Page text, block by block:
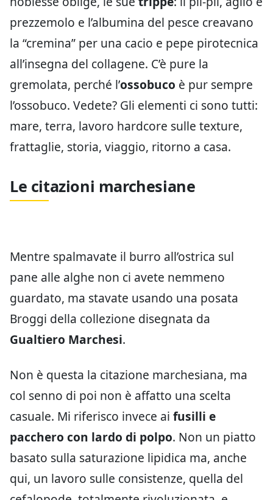
prezzemolo e l’albumina del pesce creavano
la “cremina” per una cacio e pepe pirotecnica
all’insegna del collagene. C’è pure la
gremolata, perché l’ossobuco è pur sempre
l’ossobuco. Vedete? Gli elementi ci sono tutti:
mare, terra, lavoro hardcore sulle texture,
frattaglie, storia, viaggio, ritorno a casa.
Le citazioni marchesiane
Mentre spalmavate il burro all’ostrica sul
pane alle alghe non ci avete nemmeno
guardato, ma stavate usando una posata
Broggi della collezione disegnata da
Gualtiero Marchesi.
Non è questa la citazione marchesiana, ma
col senno di poi non è affatto una scelta
casuale. Mi riferisco invece ai fusilli e
pacchero con lardo di polpo. Non un piatto
basato sulla saturazione lipidica ma, anche
qui, un lavoro sulle consistenze, quella del